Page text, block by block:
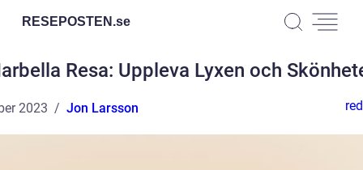
RESEPOSTEN.se
Resa: Uppleva Lyxen och
2023 Jon Larsson